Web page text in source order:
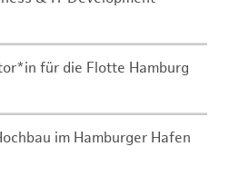
für die Flotte Hamburg
im Hamburger Hafen